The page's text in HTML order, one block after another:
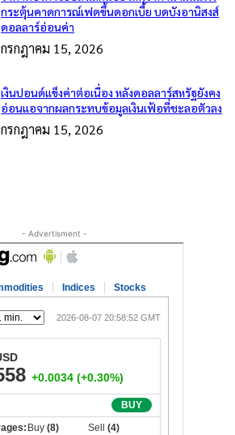
กระตุ้นคาดการณ์เฟดขึ้นดอกเบี้ย บดบังอานิสงส์
ดอลลาร์อ่อนค่า
กรกฎาคม 15, 2026
เงินปอนด์แข็งค่าต่อเนื่อง หลังดอลลาร์สหรัฐยังคง
อ่อนแอจากผลกระทบข้อมูลเงินเฟ้อที่ชะลอตัวลง
กรกฎาคม 15, 2026
- Advertisment -